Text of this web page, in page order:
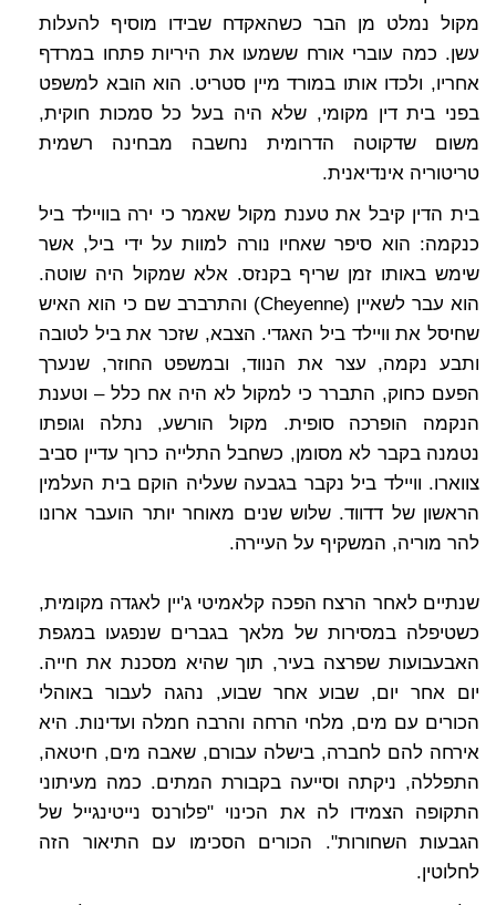
מקול נמלט מן הבר כשהאקדח שבידו מוסיף להעלות
עשן. כמה עוברי אורח ששמעו את היריות פתחו במרדף
אחריו, ולכדו אותו במורד מיין סטריט. הוא הובא למשפט
בפני בית דין מקומי, שלא היה בעל כל סמכות חוקית,
משום שדקוטה הדרומית נחשבה מבחינה רשמית
טריטוריה אינדיאנית.
בית הדין קיבל את טענת מקול שאמר כי ירה בוויילד ביל
כנקמה: הוא סיפר שאחיו נורה למוות על ידי ביל, אשר
שימש באותו זמן שריף בקנזס. אלא שמקול היה שוטה.
הוא עבר לשאיין (Cheyenne) והתרברב שם כי הוא האיש
שחיסל את וויילד ביל האגדי. הצבא, שזכר את ביל לטובה
ותבע נקמה, עצר את הנווד, ובמשפט החוזר, שנערך
הפעם כחוק, התברר כי למקול לא היה אח כלל – וטענת
הנקמה הופרכה סופית. מקול הורשע, נתלה וגופתו
נטמנה בקבר לא מסומן, כשחבל התלייה כרוך עדיין סביב
צווארו. וויילד ביל נקבר בגבעה שעליה הוקם בית העלמין
הראשון של דדווד. שלוש שנים מאוחר יותר הועבר ארונו
להר מוריה, המשקיף על העיירה.
שנתיים לאחר הרצח הפכה קלאמיטי ג'יין לאגדה מקומית,
כשטיפלה במסירות של מלאך בגברים שנפגעו במגפת
האבעבועות שפרצה בעיר, תוך שהיא מסכנת את חייה.
יום אחר יום, שבוע אחר שבוע, נהגה לעבור באוהלי
הכורים עם מים, מלחי הרחה והרבה חמלה ועדינות. היא
אירחה להם לחברה, בישלה עבורם, שאבה מים, חיטאה,
התפללה, ניקתה וסייעה בקבורת המתים. כמה מעיתוני
התקופה הצמידו לה את הכינוי "פלורנס נייטינגייל של
הגבעות השחורות". הכורים הסכימו עם התיאור הזה
לחלוטין.